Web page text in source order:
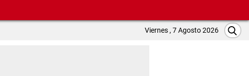
Viernes , 7 Agosto 2026